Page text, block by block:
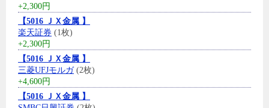
+2,300円
【5016 ＪＸ金属 】
楽天証券 (1枚)
+2,300円
【5016 ＪＸ金属 】
三菱UFJモルガ(2枚)
+4,600円
【5016 ＪＸ金属 】